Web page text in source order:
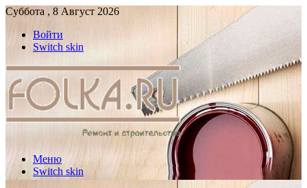
Суббота , 8 Август 2026
Войти
Switch skin
Меню
Switch skin